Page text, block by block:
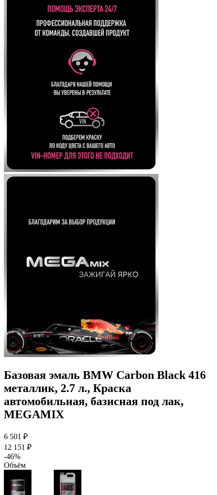
Базовая эмаль BMW Carbon Black 416
металлик, 2.7 л., Краска
автомобильная, базисная под лак,
MEGAMIX
6 501 ₽
12 151 ₽
-46%
Объём